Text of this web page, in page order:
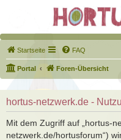
Startseite FAQ
Portal Foren-Übersicht
hortus-netzwerk.de -
Mit dem Zugriff auf „hortus-
netzwerk.de/hortusforum“)